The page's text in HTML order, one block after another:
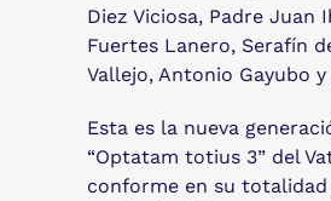
Diez Viciosa, Padre Juan
Fuertes Lanero, Serafín
Vallejo, Antonio Gayubo y
Esta es la nueva
“Optatam totius 3” del
conforme en su totalidad